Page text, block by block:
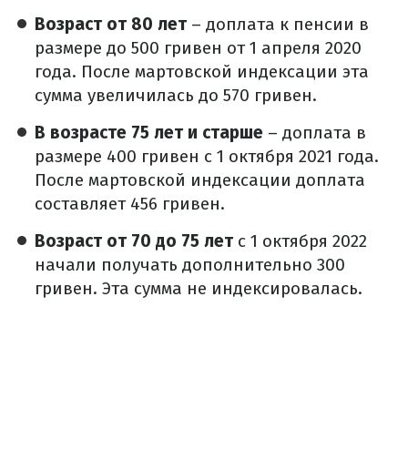
Возраст от 80 лет– доплата к пенсии в
размере до 500 гривен от 1 апреля 2020
года. После мартовской индексации эта
сумма увеличилась до 570 гривен.
В возрасте 75 лет и старше – доплата в
размере 400 гривен с 1 октября 2021 года.
После мартовской индексации доплата
составляет 456 гривен.
Возраст от 70 до 75 летс 1 октября 2022
начали получать дополнительно 300
гривен. Эта сумма не индексировалась.